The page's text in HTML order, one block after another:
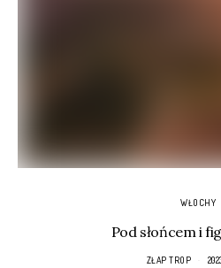
WŁOCHY
Pod słońcem i
ZŁAP TROP